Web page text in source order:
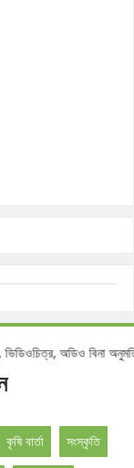
ভিডিওচিত্র, অডিও
কৃষি বার্তা সংস্কৃতি